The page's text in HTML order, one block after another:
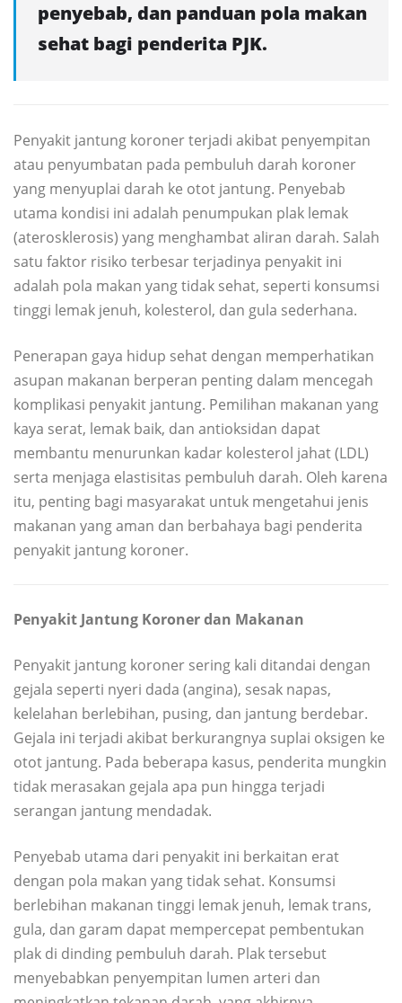
penyebab, dan panduan pola makan
sehat bagi penderita PJK.
Penyakit jantung koroner terjadi akibat penyempitan
atau penyumbatan pada pembuluh darah koroner
yang menyuplai darah ke otot jantung. Penyebab
utama kondisi ini adalah penumpukan plak lemak
(aterosklerosis) yang menghambat aliran darah. Salah
satu faktor risiko terbesar terjadinya penyakit ini
adalah pola makan yang tidak sehat, seperti konsumsi
tinggi lemak jenuh, kolesterol, dan gula sederhana.
Penerapan gaya hidup sehat dengan memperhatikan
asupan makanan berperan penting dalam mencegah
komplikasi penyakit jantung. Pemilihan makanan yang
kaya serat, lemak baik, dan antioksidan dapat
membantu menurunkan kadar kolesterol jahat (LDL)
serta menjaga elastisitas pembuluh darah. Oleh karena
itu, penting bagi masyarakat untuk mengetahui jenis
makanan yang aman dan berbahaya bagi penderita
penyakit jantung koroner.
Penyakit Jantung Koroner dan Makanan
Penyakit jantung koroner sering kali ditandai dengan
gejala seperti nyeri dada (angina), sesak napas,
kelelahan berlebihan, pusing, dan jantung berdebar.
Gejala ini terjadi akibat berkurangnya suplai oksigen ke
otot jantung. Pada beberapa kasus, penderita mungkin
tidak merasakan gejala apa pun hingga terjadi
serangan jantung mendadak.
Penyebab utama dari penyakit ini berkaitan erat
dengan pola makan yang tidak sehat. Konsumsi
berlebihan makanan tinggi lemak jenuh, lemak trans,
gula, dan garam dapat mempercepat pembentukan
plak di dinding pembuluh darah. Plak tersebut
menyebabkan penyempitan lumen arteri dan